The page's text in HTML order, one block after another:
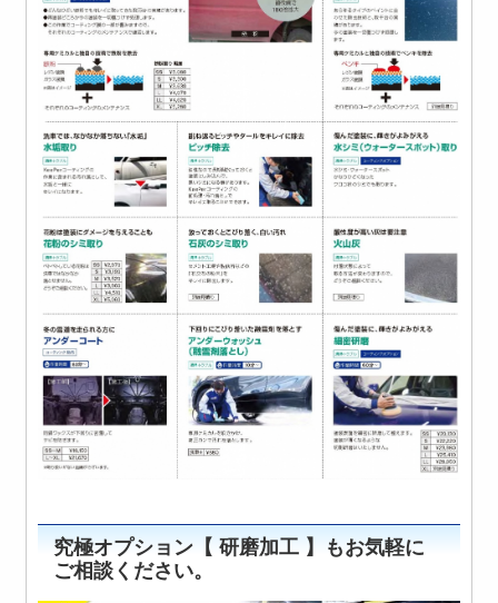
究極オプション【 研磨加工 】もお気軽に
ご相談ください。